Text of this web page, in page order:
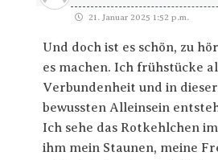
21. Januar 2025 1:52 p.m.
Und doch ist es schön, zu
es machen. Ich frühstücke
Verbundenheit und in
bewussten Alleinsein
Ich sehe das Rotkehlchen
ihm mein Staunen, meine